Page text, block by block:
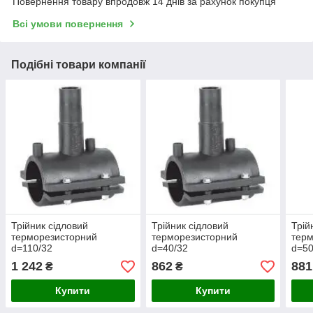
Всі умови повернення
Подібні товари компанії
Трійник сідловий
терморезисторний
d=110/32
1 242 ₴
Купити
Трійник сідловий
терморезисторний
d=40/32
862₴
Купити
881